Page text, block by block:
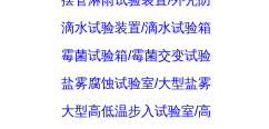
滴水试验装置/滴水试验箱
霉菌试验箱/霉菌交变试验
盐雾腐蚀试验室/大型盐雾
大型高低温步入试验室/高